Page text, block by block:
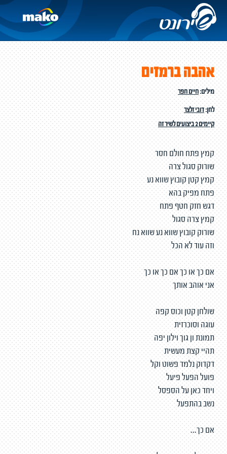
אהבה ברמזים
מילים:חיים חפר
לחן:דובי זלצר
קיימים 2 ביצועים לשיר זה
קמץ פתח חולם חסר
שורוק סגול צרה
קמץ קטן קובוץ שווא נע
פתח מפיק בהא
דגש חזק חטף פתח
קמץ צרה סגול
שורוק קובוץ שווא נע שווא נח
וזה עוד לא הכל
אם כך או כך אם כך או כך
אני אוהב אותך
שולחן קטן וכוס קפה
עוגה וסוכרזית
תמונת ון גוך וילון יפה
תהיי קצת מעשית
דקדוק נלמד פשוט וקל
פועל הפעל פיעל
ויחד כאן על הספסל
נשב בהתפעל
אם כך...